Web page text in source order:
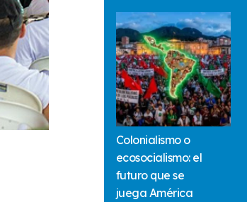
Colonialismo o
ecosocialismo: el
futuro que se
juega América